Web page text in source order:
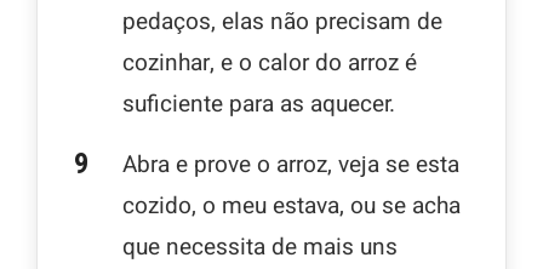
pedaços, elas não precisam de
cozinhar, e o calor do arroz é
suficiente para as aquecer.
Abra e prove o arroz, veja se esta
cozido, o meu estava, ou se acha
que necessita de mais uns